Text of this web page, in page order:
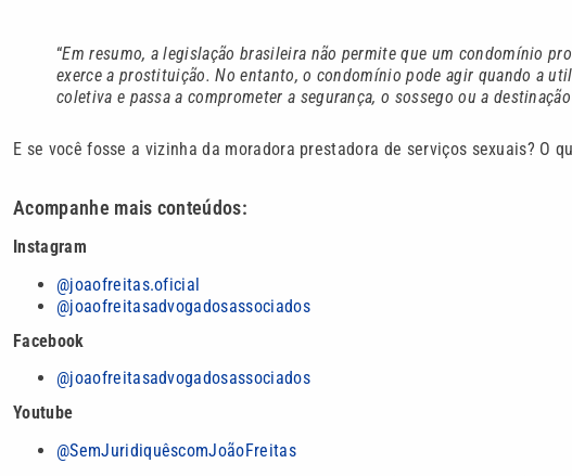
“Em resumo, a legislação brasileira não permite que um condomínio
exerce a prostituição. No entanto, o condomínio pode agir quando a
coletiva e passa a comprometer a segurança, o sossego ou a
E se você fosse a vizinha da moradora prestadora de serviços sexuais? O
Acompanhe mais conteúdos:
Instagram
@joaofreitas.oficial
@joaofreitasadvogadosassociados
Facebook
@joaofreitasadvogadosassociados
Youtube
@SemJuridiquêscomJoãoFreitas